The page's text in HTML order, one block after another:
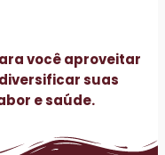
você aproveitar
suas
e saúde.